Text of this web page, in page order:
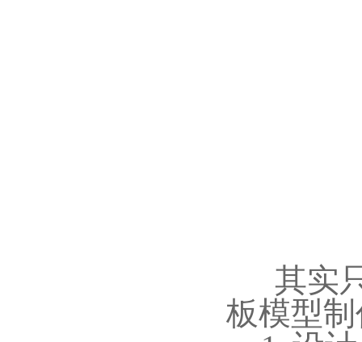
其实
板模型